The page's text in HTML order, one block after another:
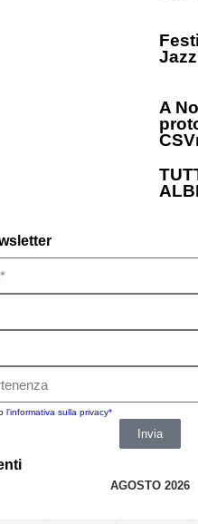
A
l'informativa sulla privacy*
Invia
AGOSTO 2026